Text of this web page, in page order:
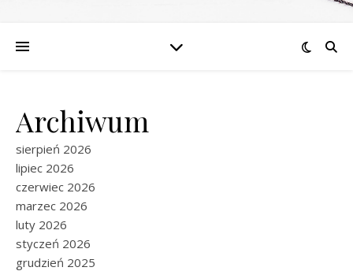
Archiwum
sierpień 2026
lipiec 2026
czerwiec 2026
marzec 2026
luty 2026
styczeń 2026
grudzień 2025